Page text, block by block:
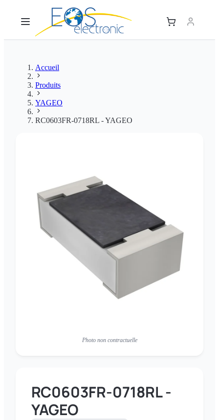
Accueil
Produits
YAGEO
RC0603FR-0718RL - YAGEO
Photo non contractuelle
RC0603FR-0718RL -
YAGEO